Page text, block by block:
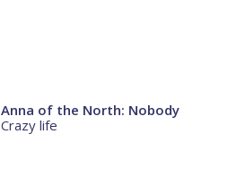
Anna of the North: Nobody
Crazy life